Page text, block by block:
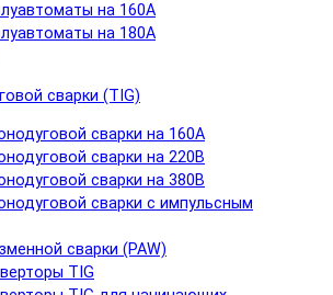
на 160А
на 180А
сварки (TIG)
сварки на 160А
сварки на 220В
сварки на 380В
сварки с импульсным
сварки (PAW)
TIG